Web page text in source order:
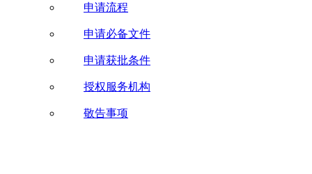
申请流程
申请必备文件
申请获批条件
授权服务机构
敬告事项